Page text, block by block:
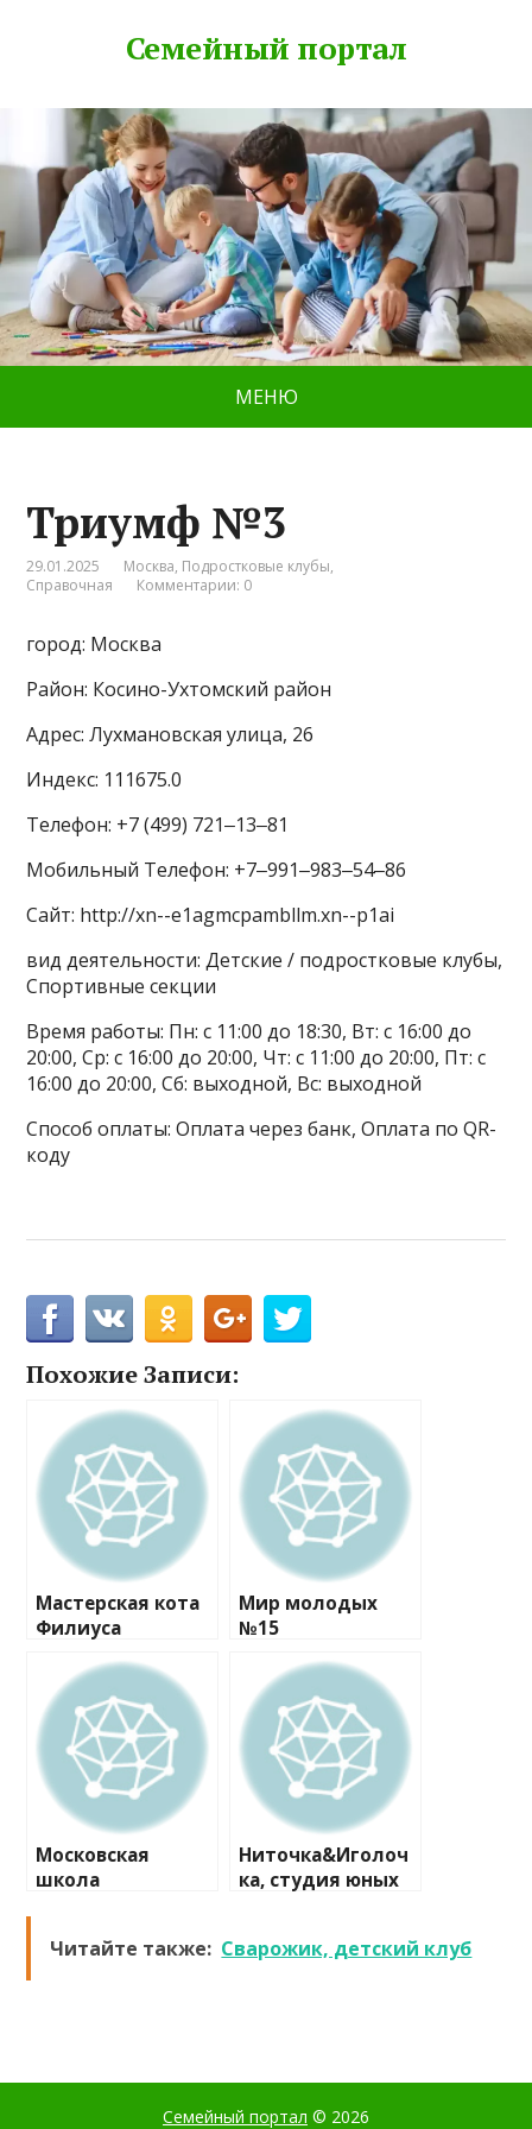
Семейный портал
МЕНЮ
Триумф №3
29.01.2025 Москва, Подростковые клубы,
Справочная
Комментарии: 0
город: Москва
Район: Косино-Ухтомский район
Адрес: Лухмановская улица, 26
Индекс: 111675.0
Телефон: +7 (499) 721‒13‒81
Мобильный Телефон: +7‒991‒983‒54‒86
Сайт: http://xn--e1agmcpambllm.xn--p1ai
вид деятельности: Детские / подростковые клубы,
Спортивные секции
Время работы: Пн: с 11:00 до 18:30, Вт: с 16:00 до
20:00, Ср: с 16:00 до 20:00, Чт: с 11:00 до 20:00, Пт: с
16:00 до 20:00, Сб: выходной, Вс: выходной
Способ оплаты: Оплата через банк, Оплата по QR-
коду
Похожие Записи:
Мастерская кота
Филиуса
Мир молодых
№15
Московская
школа
Ниточка&Иголоч
ка, студия юных
Читайте также: Сварожик, детский клуб
Семейный портал © 2026